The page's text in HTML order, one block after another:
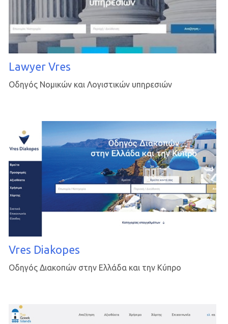
Lawyer Vres
Οδηγός Νομικών και Λογιστικών υπηρεσιών
Vres Diakopes
Οδηγός Διακοπών στην Ελλάδα και την Κύπρο